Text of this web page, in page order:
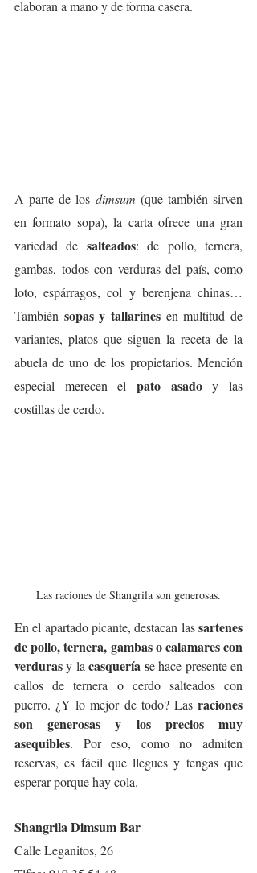
elaboran a mano y de forma casera.
A parte de los dimsum (que también sirven
en formato sopa), la carta ofrece una gran
variedad de salteados: de pollo, ternera,
gambas, todos con verduras del país, como
loto, espárragos, col y berenjena chinas…
También sopas y tallarines en multitud de
variantes, platos que siguen la receta de la
abuela de uno de los propietarios. Mención
especial merecen el
pato asado y las
costillas de cerdo.
Las raciones de Shangrila son generosas.
En el apartado picante, destacan las sartenes
de pollo, ternera, gambas o calamares con
verduras y la casquería se hace presente en
callos de ternera o cerdo salteados con
puerro. ¿Y lo mejor de todo? Las raciones
son generosas y los precios muy
asequibles. Por eso, como no admiten
reservas, es fácil que llegues y tengas que
esperar porque hay cola.
Shangrila Dimsum Bar
Calle Leganitos, 26